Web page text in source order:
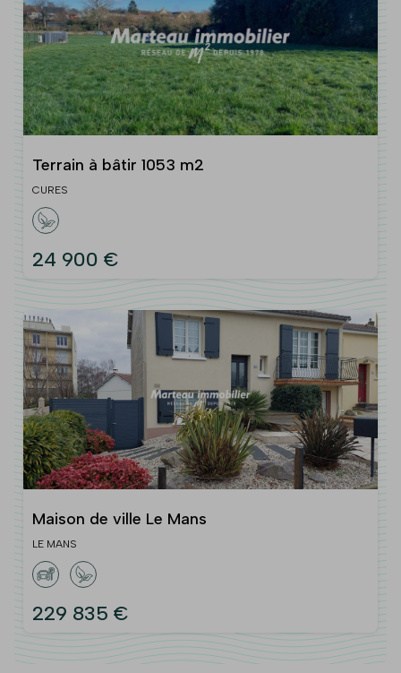
Terrain à bâtir 1053 m2
CURES
24 900 €
Maison de ville Le Mans
LE MANS
229 835 €